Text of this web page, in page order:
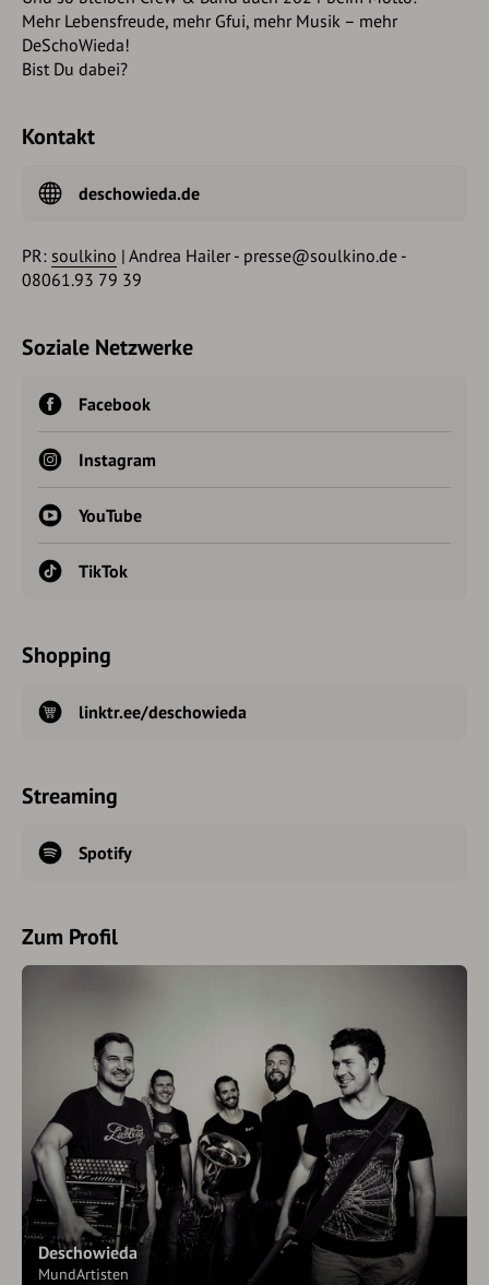
Mehr Lebensfreude, mehr Gfui, mehr Musik – mehr
DeSchoWieda!
Bist Du dabei?
Kontakt
deschowieda.de
PR: soulkino | Andrea Hailer - presse@soulkino.de -
08061.93 79 39
Soziale Netzwerke
Facebook
Instagram
YouTube
TikTok
Shopping
linktr.ee/deschowieda
Streaming
Spotify
Zum Profil
Deschowieda
MundArtisten